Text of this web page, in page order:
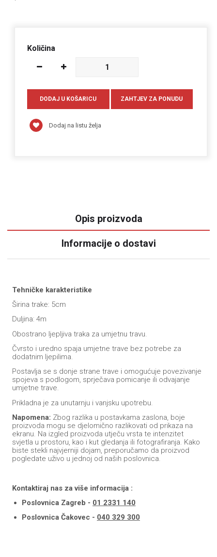
Količina
Dodaj na listu želja
Opis proizvoda
Informacije o dostavi
Tehničke karakteristike
Širina trake: 5cm
Duljina: 4m
Obostrano ljepljiva traka za umjetnu travu.
Čvrsto i uredno spaja umjetne trave bez potrebe za
dodatnim ljepilima.
Postavlja se s donje strane trave i omogućuje povezivanje
spojeva s podlogom, sprječava pomicanje ili odvajanje
umjetne trave.
Prikladna je za unutarnju i vanjsku upotrebu.
Napomena: Zbog razlika u postavkama zaslona, boje
proizvoda mogu se djelomično razlikovati od prikaza na
ekranu. Na izgled proizvoda utječu vrsta te intenzitet
svjetla u prostoru, kao i kut gledanja ili fotografiranja. Kako
biste stekli najvjerniji dojam, preporučamo da proizvod
pogledate uživo u jednoj od naših poslovnica.
Kontaktiraj nas za više informacija :
Poslovnica Zagreb - 01 2331 140
Poslovnica Čakovec - 040 329 300